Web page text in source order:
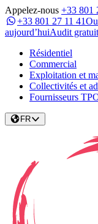
Appelez-nous +33 801
+33 801 27 11 41
aujourd’huiAudit gratuit
Résidentiel
Commercial
Exploitation et
Collectivités et
Fournisseurs
FR